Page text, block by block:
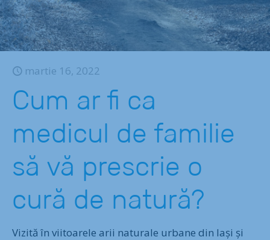
martie 16, 2022
Cum ar fi ca
medicul de familie
să vă prescrie o
cură de natură?
Vizită în viitoarele arii naturale urbane din Iași și